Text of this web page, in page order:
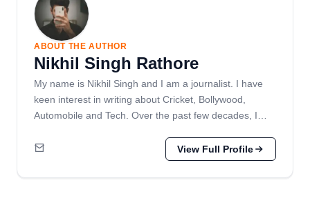
ABOUT THE AUTHOR
Nikhil Singh Rathore
My name is Nikhil Singh and I am a journalist. I have
keen interest in writing about Cricket, Bollywood,
Automobile and Tech. Over the past few decades, I…
View Full Profile